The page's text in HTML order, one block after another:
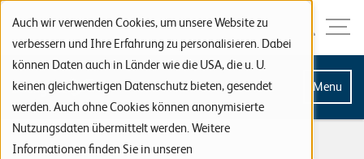
Auch wir verwenden Cookies, um unsere Website zu
verbessern und Ihre Erfahrung zu personalisieren. Dabei
können Daten auch in Länder wie die USA, die u. U.
keinen gleichwertigen Datenschutz bieten, gesendet
werden. Auch ohne Cookies können anonymisierte
Nutzungsdaten übermittelt werden. Weitere
Informationen finden Sie in unseren
Zur Navigation
Zur Suche
Zum Inhalt
Menu
S
t
a
Menu